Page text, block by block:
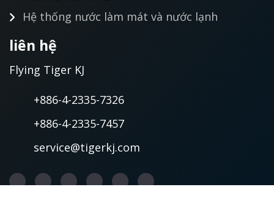
Hệ thống nước làm mát và nước lạnh
liên hệ
Flying Tiger KJ
+886-4-2335-7326
+886-4-2335-7457
service@tigerkj.com